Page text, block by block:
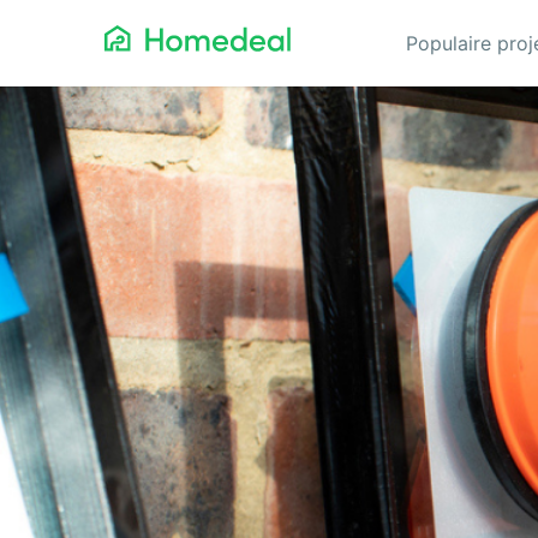
Populaire
Aannemer
Airco
Alarmsystemen
Architect
Asbest
Bestrating
Cv-ketels